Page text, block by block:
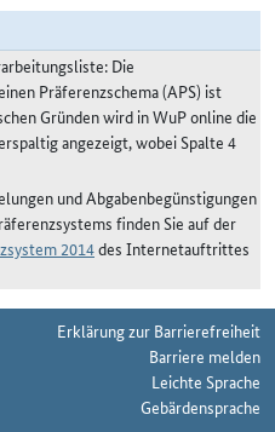
Die
Präferenzschema (APS) ist
Gründen wird in WuP online die
angezeigt, wobei Spalte 4
und Abgabenbegünstigungen
finden Sie auf der
2014des Internetauftrittes
Erklärung zur Barrierefreiheit
Barriere melden
Leichte Sprache
Gebärdensprache